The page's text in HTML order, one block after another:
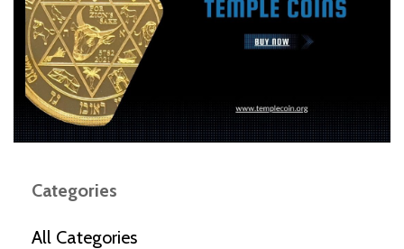
Categories
All Categories